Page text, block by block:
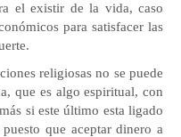
el existir de la vida, caso
para satisfacer las
religiosas no se puede
que es algo espiritual, con
si este último esta ligado
que aceptar dinero a